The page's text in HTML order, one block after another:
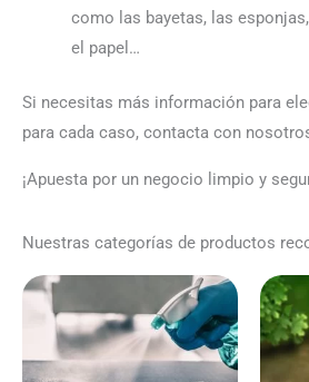
como las bayetas, las
el papel…
Si necesitas más información para
para cada caso, contacta con
¡Apuesta por un negocio limpio y
Nuestras categorías de productos